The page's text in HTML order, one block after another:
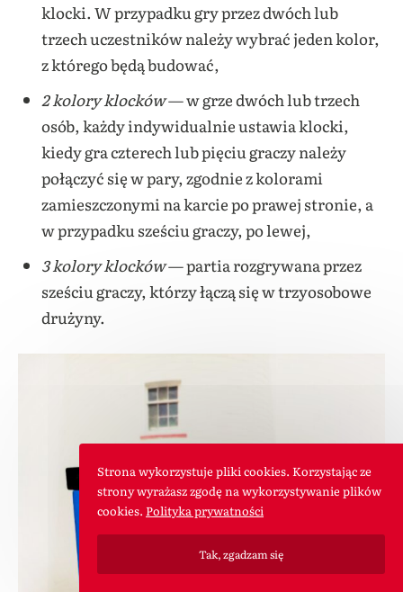
klocki. W przypadku gry przez dwóch lub
trzech uczestników należy wybrać jeden kolor,
z którego będą budować,
2 kolory klocków— w grze dwóch lub trzech
osób, każdy indywidualnie ustawia klocki,
kiedy gra czterech lub pięciu graczy należy
połączyć się w pary, zgodnie z kolorami
zamieszczonymi na karcie po prawej stronie, a
w przypadku sześciu graczy, po lewej,
3 kolory klocków— partia rozgrywana przez
sześciu graczy, którzy łączą się w trzyosobowe
drużyny.
Strona wykorzystuje pliki cookies. Korzystając ze
strony wyrażasz zgodę na wykorzystywanie plików
cookies. Polityka prywatności
Tak, zgadzam się